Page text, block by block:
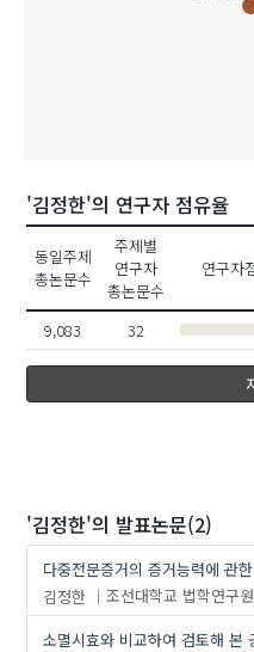
'김정한'의 연구자 점유율
동일주제
총논문수
주제별
연구자
총논문수
연구자
9,083 32
'김정한'의 발표논문(2)
다중전문증거의 증거능력에 관
김정한
조선대학교 법학연구원
소멸시효와 비교하여 검토해 본